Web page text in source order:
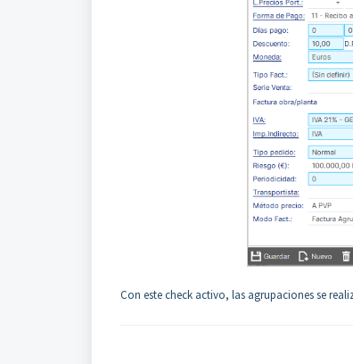
Con este check activo, las agrupaciones se